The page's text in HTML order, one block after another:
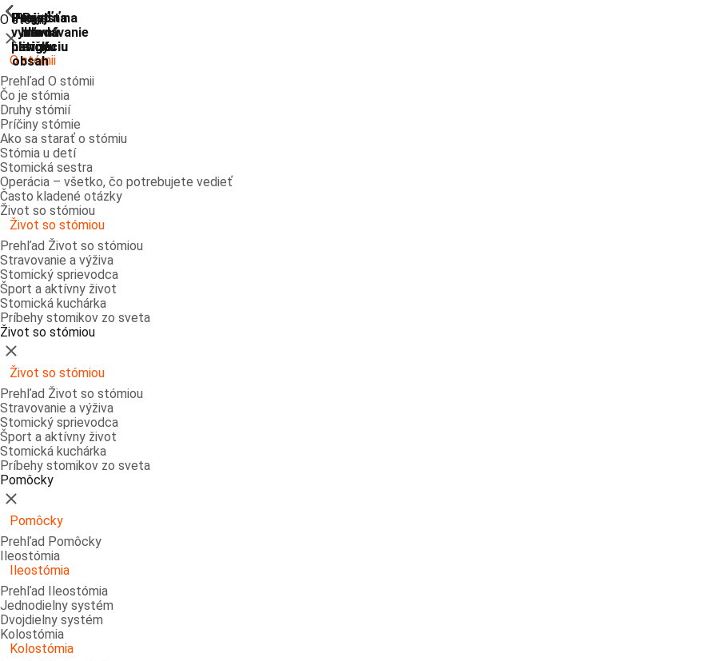
Prejsť na
vyhľadávanie
Prejsť na
hlavnú
navigáciu
Prejsť na
hlavnú
navigáciu
Prejsť
na
hlavný
obsah
Prejsť
na
pätičku
O stómii
ShowPrevious
Zatvoriť
O stómii
Prehľad O stómii
Čo je stómia
Druhy stómií
Príčiny stómie
Ako sa starať o stómiu
Stómia u detí
Stomická sestra
Operácia – všetko, čo potrebujete vedieť
Často kladené otázky
Život so stómiou
ShowPrevious
Život so stómiou
Prehľad Život so stómiou
Stravovanie a výživa
Stomický sprievodca
Šport a aktívny život
Stomická kuchárka
Príbehy stomikov zo sveta
Život so stómiou
ShowPrevious
Zatvoriť
Život so stómiou
Prehľad Život so stómiou
Stravovanie a výživa
Stomický sprievodca
Šport a aktívny život
Stomická kuchárka
Príbehy stomikov zo sveta
Pomôcky
ShowPrevious
Zatvoriť
Pomôcky
Prehľad Pomôcky
Ileostómia
ShowPrevious
Ileostómia
Prehľad Ileostómia
Jednodielny systém
Dvojdielny systém
Kolostómia
ShowPrevious
Kolostómia
ShowPrevious
ShowPrevious